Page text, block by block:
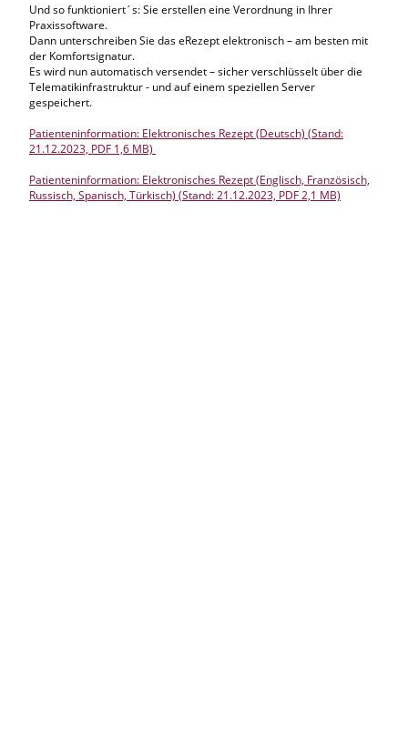
Und so funktioniert´s: Sie erstellen eine Verordnung in Ihrer
Praxissoftware.
Dann unterschreiben Sie das eRezept elektronisch – am besten mit
der Komfortsignatur.
Es wird nun automatisch versendet – sicher verschlüsselt über die
Telematikinfrastruktur - und auf einem speziellen Server
gespeichert.
Patienteninformation: Elektronisches Rezept (Deutsch) (Stand:
21.12.2023, PDF 1,6 MB)
Patienteninformation: Elektronisches Rezept (Englisch, Französisch,
Russisch, Spanisch, Türkisch) (Stand: 21.12.2023, PDF 2,1 MB)